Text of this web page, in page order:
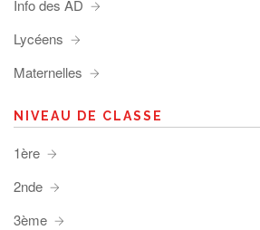
Info des AD
Lycéens
Maternelles
NIVEAU DE CLASSE
1ère
2nde
3ème